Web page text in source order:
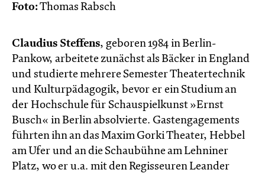
Foto:Thomas Rabsch
Claudius Steffens, geboren 1984 in Berlin-
Pankow, arbeitete zunächst als Bäcker in England
und studierte mehrere Semester Theatertechnik
und Kulturpädagogik, bevor er ein Studium an
der Hochschule für Schauspielkunst »Ernst
Busch« in Berlin absolvierte. Gastengagements
führten ihn an das Maxim Gorki Theater, Hebbel
am Ufer und an die Schaubühne am Lehniner
Platz, wo er u.a. mit den Regisseuren Leander